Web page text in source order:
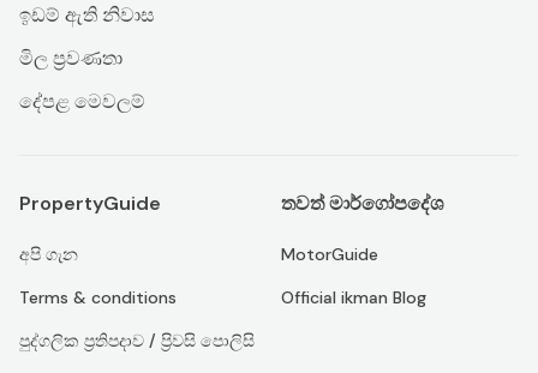
ඉඩම් ඇති නිවාස
මිල ප්‍රවණතා
දේපළ මෙවලම්
PropertyGuide
අපි ගැන
Terms & conditions
පුද්ගලික ප්‍රතිපදාව / ප්‍රිවසි පොලිසි
තවත් මාර්ගෝපදේශ
MotorGuide
Official ikman Blog